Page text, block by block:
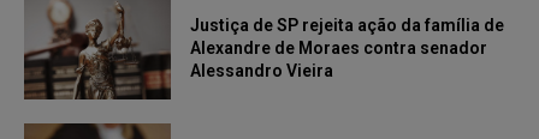
Justiça de SP rejeita ação da família de
Alexandre de Moraes contra senador
Alessandro Vieira